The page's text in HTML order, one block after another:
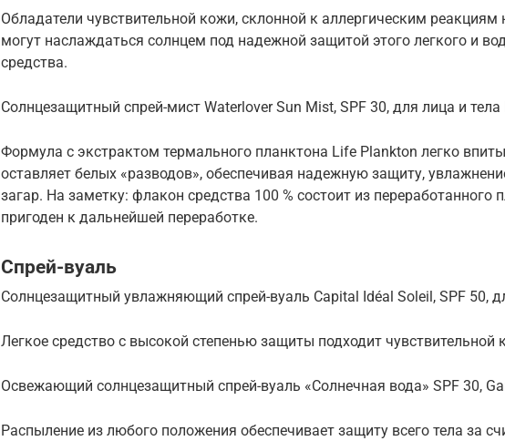
Обладатели чувствительной кожи, склонной к аллергическим реакциям
могут наслаждаться солнцем под надежной защитой этого легкого и
средства.
Солнцезащитный спрей-мист Waterlover Sun Mist, SPF 30, для лица и тела
Формула с экстрактом термального планктона Life Plankton легко
оставляет белых «разводов», обеспечивая надежную защиту,
загар. На заметку: флакон средства 100 % состоит из переработанного
пригоден к дальнейшей переработке.
Спрей-вуаль
Солнцезащитный увлажняющий спрей-вуаль Capital Idéal Soleil, SPF 50,
Легкое средство с высокой степенью защиты подходит чувствительной
Освежающий солнцезащитный спрей-вуаль «Солнечная вода» SPF 30,
Распыление из любого положения обеспечивает защиту всего тела за